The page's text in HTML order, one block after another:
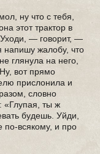
ну что с тебя,
этот трактор в
— говорит, —
напишу жалобу, что
глянула на него,
вот прямо
прислонила и
словно
«Глупая, ты ж
будешь. Уйди,
по-всякому, и про